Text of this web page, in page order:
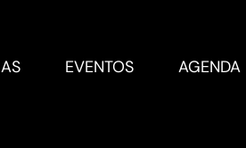
EVENTOS AGENDA